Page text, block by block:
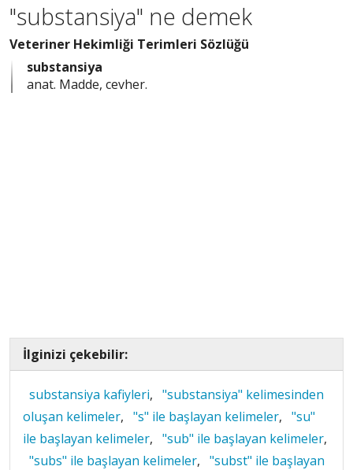
"substansiya" ne demek
Veteriner Hekimliği Terimleri Sözlüğü
substansiya
anat. Madde, cevher.
İlginizi çekebilir:
substansiya kafiyleri, "substansiya" kelimesinden
oluşan kelimeler, "s" ile başlayan kelimeler, "su"
ile başlayan kelimeler, "sub" ile başlayan kelimeler,
"subs" ile başlayan kelimeler, "subst" ile başlayan